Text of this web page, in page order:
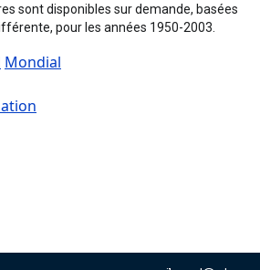
sont disponibles sur demande, basées
pour les années 1950-2003.
Mondial